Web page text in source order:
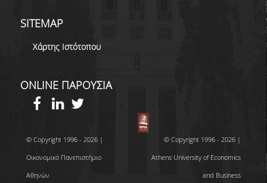
SITEMAP
Χάρτης Ιστότοπου
ONLINE ΠΑΡΟΥΣΙΑ
© Copyright 1996 - 2026 |
Οικονομικό Πανεπιστήμιο
Αθηνών
© Copyright 1996 - 2026 |
Athens University of Economics
and Business